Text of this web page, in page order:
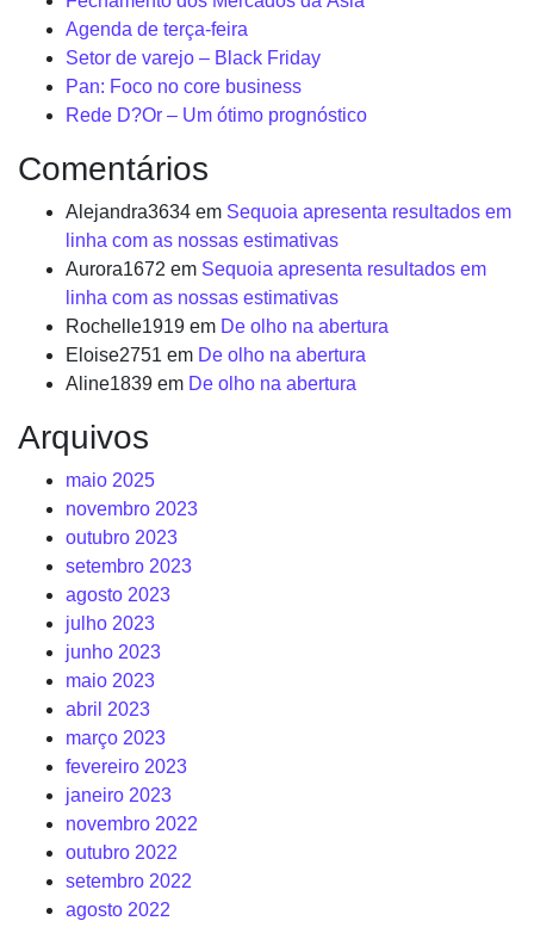
Agenda de terça-feira
Setor de varejo – Black Friday
Pan: Foco no core business
Rede D?Or – Um ótimo prognóstico
Comentários
Alejandra3634 em Sequoia apresenta resultados em
linha com as nossas estimativas
Aurora1672 em Sequoia apresenta resultados em
linha com as nossas estimativas
Rochelle1919 em De olho na abertura
Eloise2751 em De olho na abertura
Aline1839 em De olho na abertura
Arquivos
maio 2025
novembro 2023
outubro 2023
setembro 2023
agosto 2023
julho 2023
junho 2023
maio 2023
abril 2023
março 2023
fevereiro 2023
janeiro 2023
novembro 2022
outubro 2022
setembro 2022
agosto 2022